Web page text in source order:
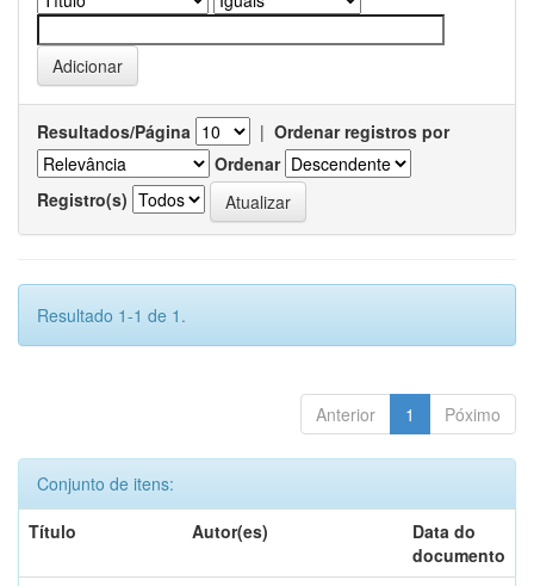
Resultados/Página | Ordenar registros por
Ordenar
Registro(s)
Resultado 1-1 de 1.
Anterior 1 Póximo
Conjunto de itens:
Título
Autor(es)
Data do
documento